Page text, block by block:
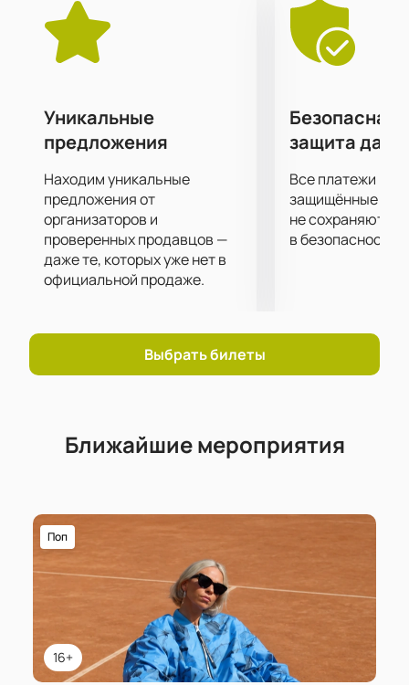
оборудование позволит вам отчетливо услышать
каждый аккорд и рассмотреть все в малейших
подробностях, независимо от того, как далеко от
На нашем сайте вы сможете
купить билеты на
концерт. Цена указана в электронной схеме
концертной площадки и зависит от категории
выбранных мест. Поторопитесь, количество мест
ограничено!
Уникальные
предложения
Находим уникальные
предложения от
организаторов и
проверенных продавцов —
даже те, которых уже нет в
официальной продаже.
Безопасная
защита
Все платежи
защищённые
не сохраняются
в безопасности.
Выбрать билеты
Ближайшие мероприятия
16+
Поп